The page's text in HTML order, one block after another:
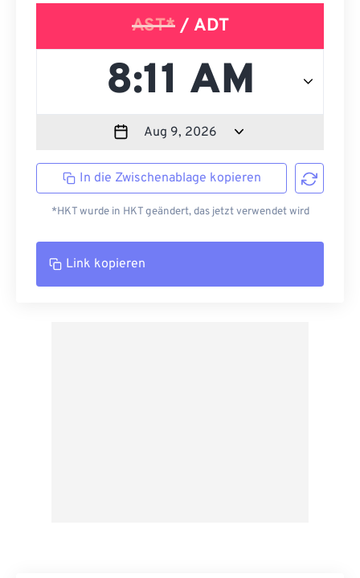
AST*/ ADT
In die Zwischenablage kopieren
*HKT wurde in HKT geändert, das jetzt verwendet wird
Link kopieren